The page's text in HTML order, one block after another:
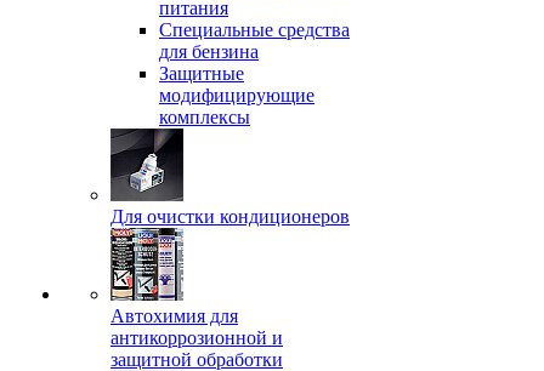
питания
Специальные срeдства
для бензина
Защитные
модифицирующие
комплексы
Для очистки кондиционеров
Автохимия для
антикоррозионной и
защитной обработки